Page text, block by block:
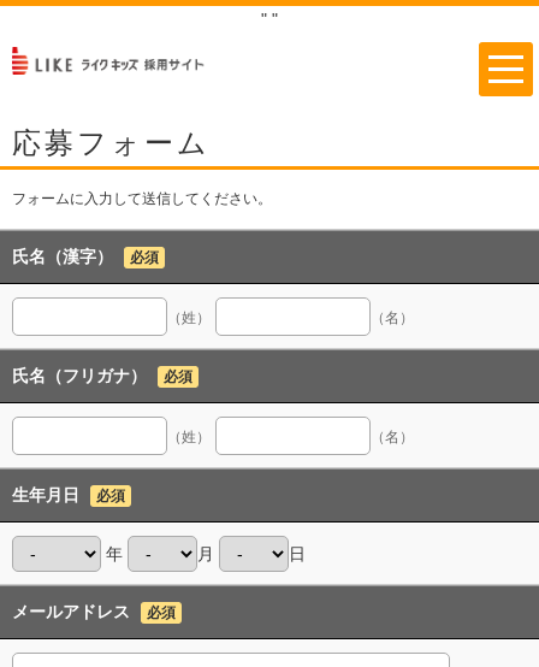
" "
応募フォーム
フォームに入力して送信してください。
氏名（漢字） 必須
（姓） （名）
氏名（フリガナ） 必須
（姓） （名）
生年月日 必須
年 月 日
メールアドレス 必須